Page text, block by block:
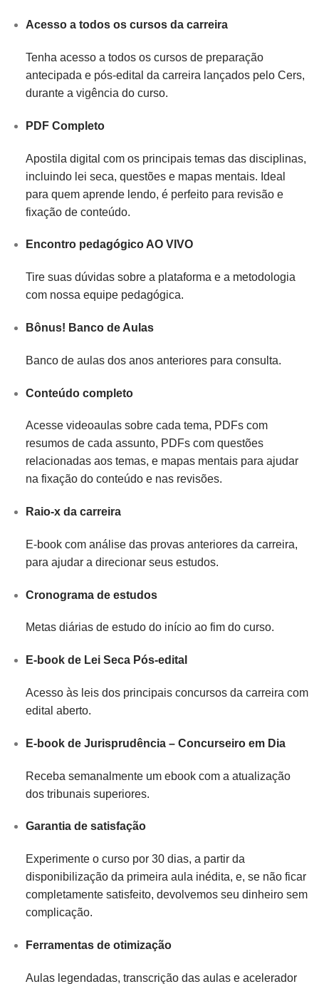
Acesso a todos os cursos da carreira
Tenha acesso a todos os cursos de preparação
antecipada e pós-edital da carreira lançados pelo Cers,
durante a vigência do curso.
PDF Completo
Apostila digital com os principais temas das disciplinas,
incluindo lei seca, questões e mapas mentais. Ideal
para quem aprende lendo, é perfeito para revisão e
fixação de conteúdo.
Encontro pedagógico AO VIVO
Tire suas dúvidas sobre a plataforma e a metodologia
com nossa equipe pedagógica.
Bônus! Banco de Aulas
Banco de aulas dos anos anteriores para consulta.
Conteúdo completo
Acesse videoaulas sobre cada tema, PDFs com
resumos de cada assunto, PDFs com questões
relacionadas aos temas, e mapas mentais para ajudar
na fixação do conteúdo e nas revisões.
Raio-x da carreira
E-book com análise das provas anteriores da carreira,
para ajudar a direcionar seus estudos.
Cronograma de estudos
Metas diárias de estudo do início ao fim do curso.
E-book de Lei Seca Pós-edital
Acesso às leis dos principais concursos da carreira com
edital aberto.
E-book de Jurisprudência – Concurseiro em Dia
Receba semanalmente um ebook com a atualização
dos tribunais superiores.
Garantia de satisfação
Experimente o curso por 30 dias, a partir da
disponibilização da primeira aula inédita, e, se não ficar
completamente satisfeito, devolvemos seu dinheiro sem
complicação.
Ferramentas de otimização
Aulas legendadas, transcrição das aulas e acelerador